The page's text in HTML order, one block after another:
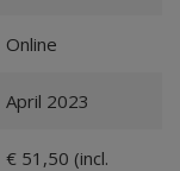
Online
April 2023
€ 51,50 (incl.